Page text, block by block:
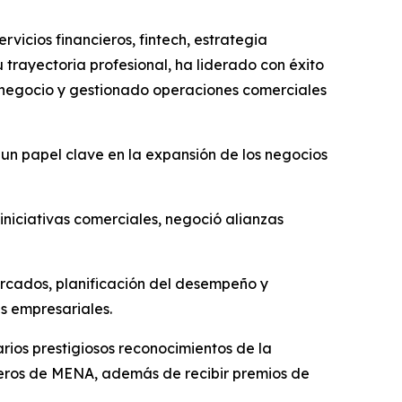
financieros, fintech, estrategia
trayectoria profesional, ha liderado con éxito
y gestionado operaciones comerciales
papel clave en la expansión de los negocios
comerciales, negoció alianzas
planificación del desempeño y
empresariales.
prestigiosos reconocimientos de la
de MENA, además de recibir premios de